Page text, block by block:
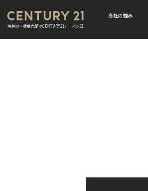
東京の不動産売却はCENTURY21アーバン21
当社の強み